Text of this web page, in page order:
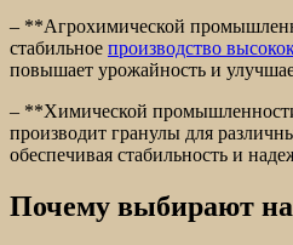
– **Агрохимической
стабильное производство
повышает урожайность и
– **Химической
производит гранулы для
обеспечивая стабильность и
Почему выбирают